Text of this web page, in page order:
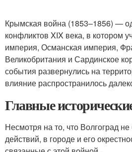
Крымская война (1853–1856) —
конфликтов XIX века, в котором
империя, Османская империя,
Великобритания и Сардинское
события развернулись на
влияние распространилось
Главные
Несмотря на то, что Волгоград
действий, в городе и его